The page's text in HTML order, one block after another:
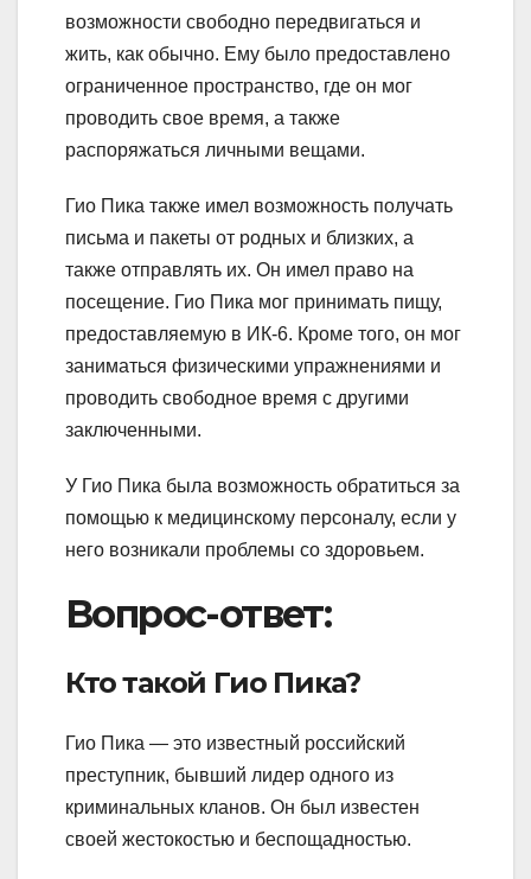
возможности свободно передвигаться и
жить, как обычно. Ему было предоставлено
ограниченное пространство, где он мог
проводить свое время, а также
распоряжаться личными вещами.
Гио Пика также имел возможность получать
письма и пакеты от родных и близких, а
также отправлять их. Он имел право на
посещение. Гио Пика мог принимать пищу,
предоставляемую в ИК-6. Кроме того, он мог
заниматься физическими упражнениями и
проводить свободное время с другими
заключенными.
У Гио Пика была возможность обратиться за
помощью к медицинскому персоналу, если у
него возникали проблемы со здоровьем.
Вопрос-ответ:
Кто такой Гио Пика?
Гио Пика — это известный российский
преступник, бывший лидер одного из
криминальных кланов. Он был известен
своей жестокостью и беспощадностью.